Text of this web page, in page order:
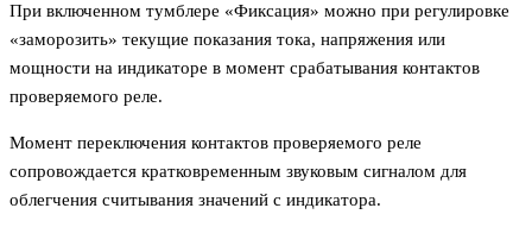
При включенном тумблере «Фиксация» можно при регулировке
«заморозить» текущие показания тока, напряжения или
мощности на индикаторе в момент срабатывания контактов
проверяемого реле.
Момент переключения контактов проверяемого реле
сопровождается кратковременным звуковым сигналом для
облегчения считывания значений с индикатора.